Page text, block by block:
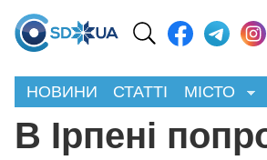
НОВИНИ СТАТТІ МІСТО
В Ірпені